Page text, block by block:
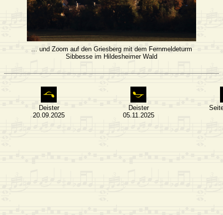
… und Zoom auf den Griesberg mit dem Fernmeldeturm
Sibbesse im Hildesheimer Wald
Deister
20.09.2025
Deister
05.11.2025